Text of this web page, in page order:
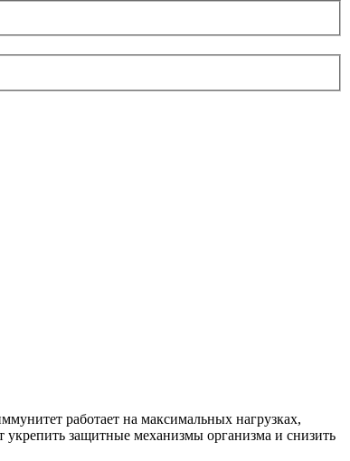
работает на максимальных нагрузках,
защитные механизмы организма и снизить